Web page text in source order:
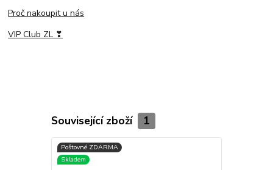
Proč nakoupit u nás
VIP Club ZL ❣
Související zboží 1